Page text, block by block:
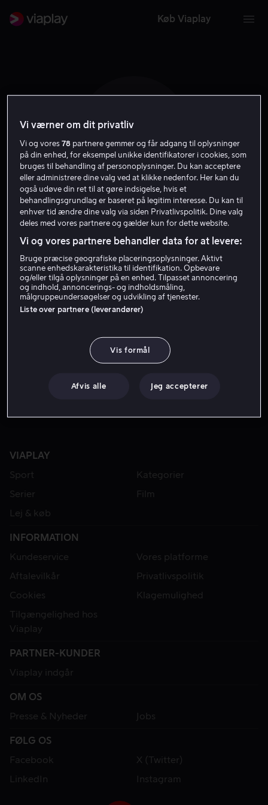
Køb Viaplay
M C
Michael Clarke
Skuespiller
VIAPLAY
Sport
Kategorier
Serier
Film
Lej & køb
INFORMATION
Kundeservice
Vores platforme
Aftalevilkår
Privatlivspolitik
Cookies
Klagemulighed
Tilgængelighed hos
Viaplay
PARTNER-KUNDER
Viaplay indgår
OM OS
Presse & Nyheder
Jobs
FØLG OS
Facebook
X (Twitter)
LinkedIn
Instagram
Vi værner om dit privatliv
Vi og vores78 partnere gemmer og får adgang til oplysninger
på din enhed, for eksempel unikke identifikatorer i cookies, som
bruges til behandling af personoplysninger. Du kan acceptere
eller administrere dine valg ved at klikke nedenfor. Her kan du
også udøve din ret til at gøre indsigelse, hvis et
behandlingsgrundlag er baseret på legitim interesse. Du kan til
enhver tid ændre dine valg via siden Privatlivspolitik. Dine valg
deles med vores partnere og gælder kun for dette website.
Vi og vores partnere behandler data for at levere:
Bruge præcise geografiske placeringsoplysninger. Aktivt
scanne enhedskarakteristika til identifikation. Opbevare
og/eller tilgå oplysninger på en enhed. Tilpasset annoncering
og indhold, annoncerings- og indholdsmåling,
målgruppeundersøgelser og udvikling af tjenester.
Liste over partnere (leverandører)
Vis formål
Afvis alle Jeg accepterer